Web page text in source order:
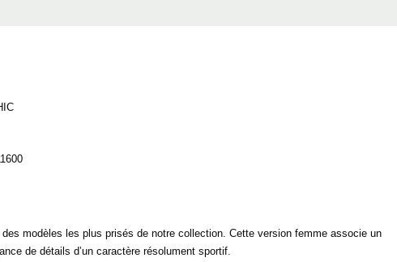
des modèles les plus prisés de notre collection. Cette version femme associe un
de détails d’un caractère résolument sportif.